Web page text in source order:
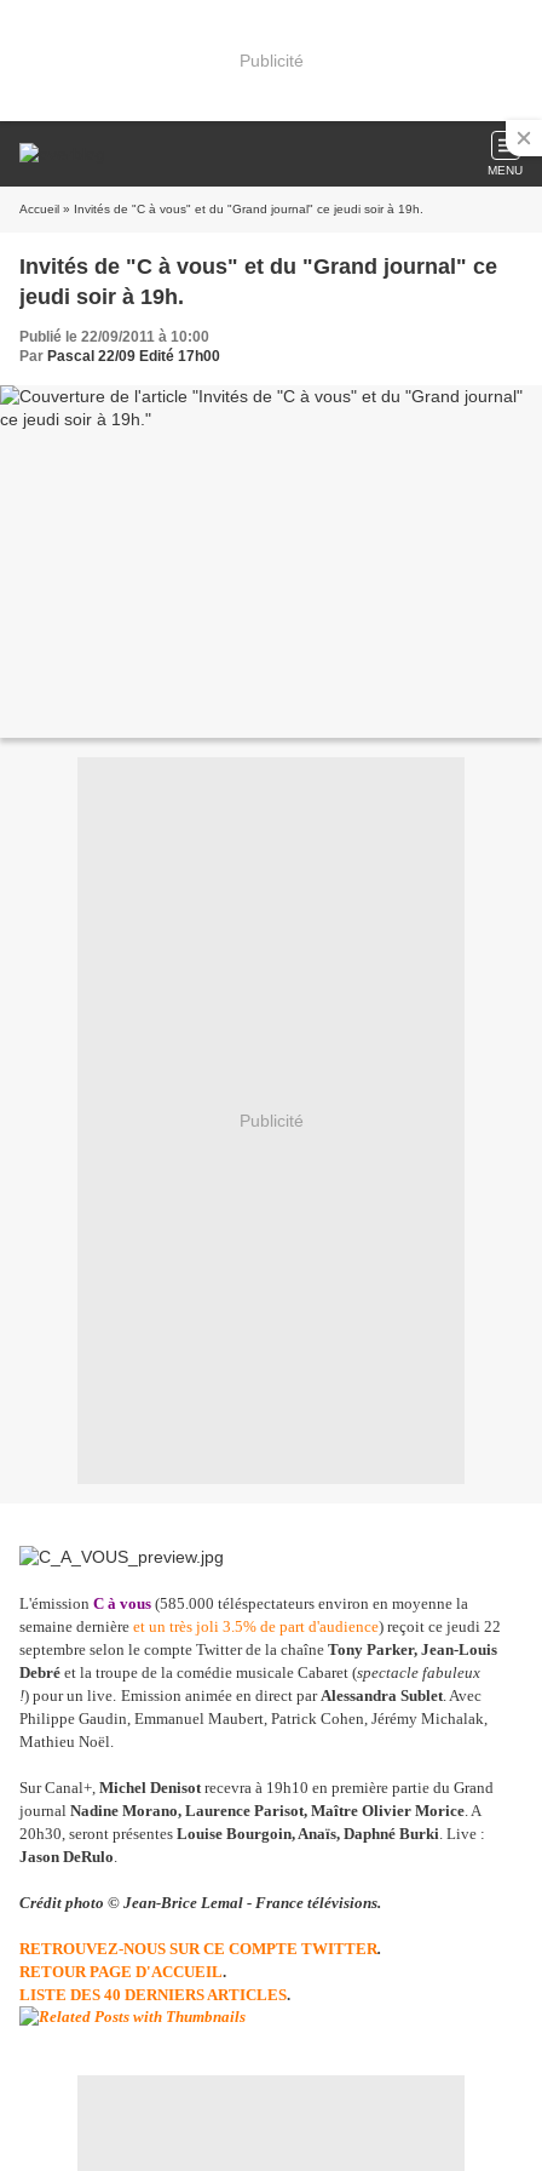
Publicité
MENU
Accueil » Invités de "C à vous" et du "Grand journal" ce jeudi soir à 19h.
Invités de "C à vous" et du "Grand journal" ce
jeudi soir à 19h.
Publié le 22/09/2011 à 10:00
Par Pascal 22/09 Edité 17h00
Publicité
L'émission C à vous (585.000 téléspectateurs environ en moyenne la
semaine dernière et un très joli 3.5% de part d'audience) reçoit ce jeudi 22
septembre selon le compte Twitter de la chaîne Tony Parker, Jean-Louis
Debré et la troupe de la comédie musicale Cabaret (spectacle fabuleux
!) pour un live. Emission animée en direct parAlessandra Sublet. Avec
Philippe Gaudin, Emmanuel Maubert, Patrick Cohen, Jérémy Michalak,
Mathieu Noël.
Sur Canal+, Michel Denisotrecevra à 19h10 en première partie du Grand
journal Nadine Morano, Laurence Parisot, Maître Olivier Morice. A
20h30, seront présentes Louise Bourgoin, Anaïs, Daphné Burki. Live :
Jason DeRulo.
Crédit photo © Jean-Brice Lemal - France télévisions.
RETROUVEZ-NOUS SUR CE COMPTE TWITTER.
RETOUR PAGE D'ACCUEIL.
LISTE DES 40 DERNIERS ARTICLES.